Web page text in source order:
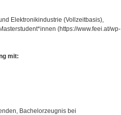
Elektronikindustrie (Vollzeitbasis),
(https://www.feei.at/wp-
mit:
Bachelorzeugnis bei